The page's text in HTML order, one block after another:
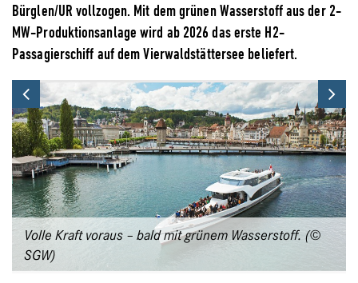
Bürglen/UR vollzogen. Mit dem grünen Wasserstoff aus der 2-
MW-Produktionsanlage wird ab 2026 das erste H2-
Passagierschiff auf dem Vierwaldstättersee beliefert.
Volle Kraft voraus – bald mit grünem Wasserstoff. (©
SGW)
Previous